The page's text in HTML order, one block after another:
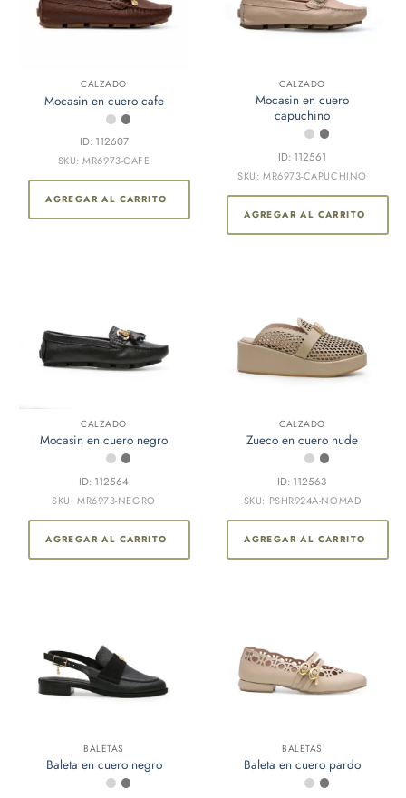
CALZADO
Mocasin en cuero cafe
ID: 112607
SKU: MR6973-CAFE
AGREGAR AL CARRITO
CALZADO
Mocasin en cuero
capuchino
ID: 112561
SKU: MR6973-CAPUCHINO
AGREGAR AL CARRITO
CALZADO
Mocasin en cuero negro
ID: 112564
SKU: MR6973-NEGRO
AGREGAR AL CARRITO
CALZADO
Zueco en cuero nude
ID: 112563
SKU: PSHR924A-NOMAD
AGREGAR AL CARRITO
BALETAS
Baleta en cuero negro
producto
BALETAS
Baleta en cuero pardo